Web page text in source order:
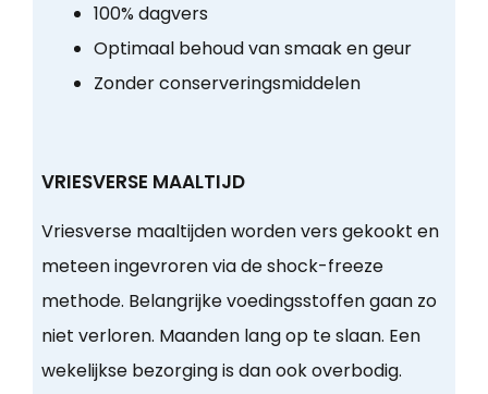
100% dagvers
Optimaal behoud van smaak en geur
Zonder conserveringsmiddelen
VRIESVERSE MAALTIJD
Vriesverse maaltijden worden vers gekookt en
meteen ingevroren via de shock-freeze
methode. Belangrijke voedingsstoffen gaan zo
niet verloren. Maanden lang op te slaan. Een
wekelijkse bezorging is dan ook overbodig.